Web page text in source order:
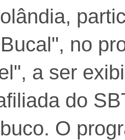
no
a ser
do
O